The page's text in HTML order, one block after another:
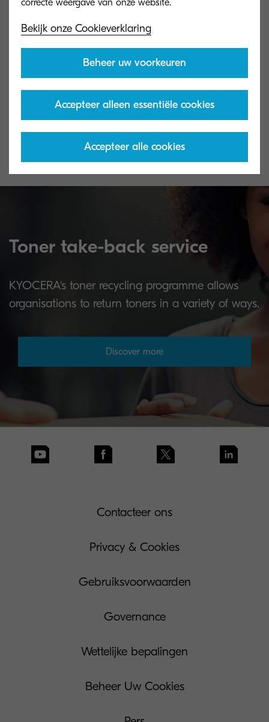
TK-5150K
accordance with ISO/IEC 19798.
TK-5150M
accordance
Toner take-back service
KYOCERA's toner recycling programme allows
organisations to return toners in a variety of ways.
Discover more
Contacteer ons
Privacy & Cookies
Gebruiksvoorwaarden
Governance
Wettelijke bepalingen
Beheer Uw Cookies
Bekijk onze Cookieverklaring
Beheer uw voorkeuren
Accepteer alleen essentiële cookies
Accepteer alle cookies